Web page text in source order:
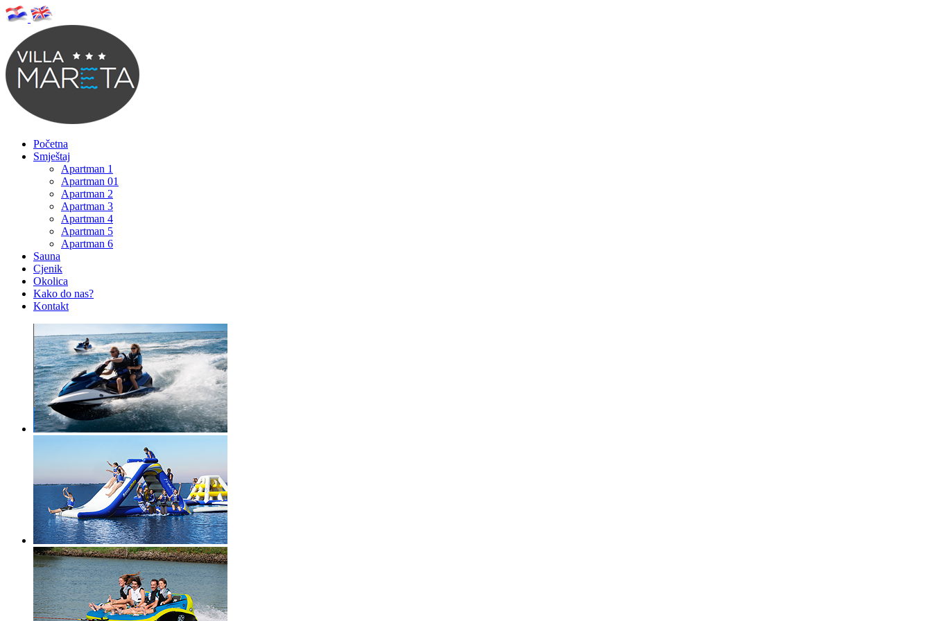
Početna
Smještaj
Apartman 1
Apartman 01
Apartman 2
Apartman 3
Apartman 4
Apartman 5
Apartman 6
Sauna
Cjenik
Okolica
Kako do nas?
Kontakt